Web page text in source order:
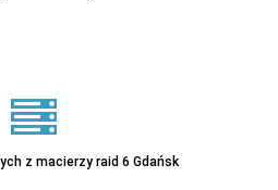
z macierzy raid 6 Gdańsk